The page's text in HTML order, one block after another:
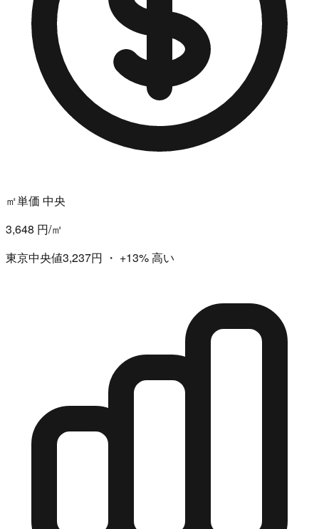
㎡単価 中央
3,648 円/㎡
東京中央値3,237円 ・ +13%高い